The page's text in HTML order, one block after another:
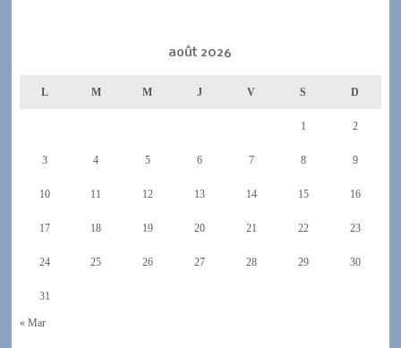
août 2026
L M M J V S D
1 2
3 4 5 6 7 8 9
10 11 12 13 14 15 16
17 18 19 20 21 22 23
24 25 26 27 28 29 30
31
« Mar